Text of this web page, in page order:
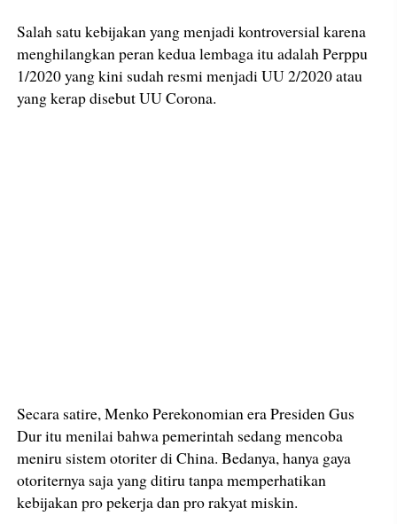
Salah satu kebijakan yang menjadi kontroversial karena
menghilangkan peran kedua lembaga itu adalah Perppu
1/2020 yang kini sudah resmi menjadi UU 2/2020 atau
yang kerap disebut UU Corona.
Secara satire, Menko Perekonomian era Presiden Gus
Dur itu menilai bahwa pemerintah sedang mencoba
meniru sistem otoriter di China. Bedanya, hanya gaya
otoriternya saja yang ditiru tanpa memperhatikan
kebijakan pro pekerja dan pro rakyat miskin.